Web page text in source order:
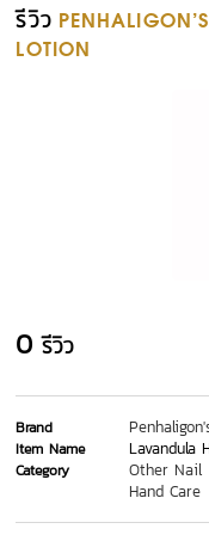
รีวิว
LOTION
0 รีวิว
Brand
Item Name Lavandula
Category
Other Nail
Hand Care